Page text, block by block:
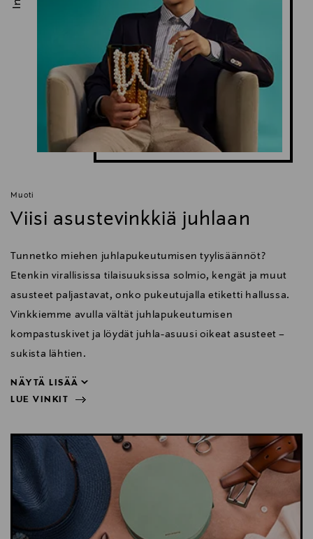
Muoti
Viisi asustevinkkiä juhlaan
Tunnetko miehen juhlapukeutumisen tyylisäännöt?
Etenkin virallisissa tilaisuuksissa solmio, kengät ja muut
asusteet paljastavat, onko pukeutujalla etiketti hallussa.
Vinkkiemme avulla vältät juhlapukeutumisen
kompastuskivet ja löydät juhla-asuusi oikeat asusteet –
sukista lähtien.
NÄYTÄ LISÄÄ
LUE VINKIT
NÄYTÄ VÄHEMMÄN
LUE VINKIT